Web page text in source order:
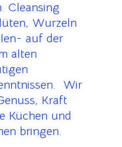
Cleansing
Wurzeln
auf der
alten
Wir
Kraft
Küchen und
bringen.